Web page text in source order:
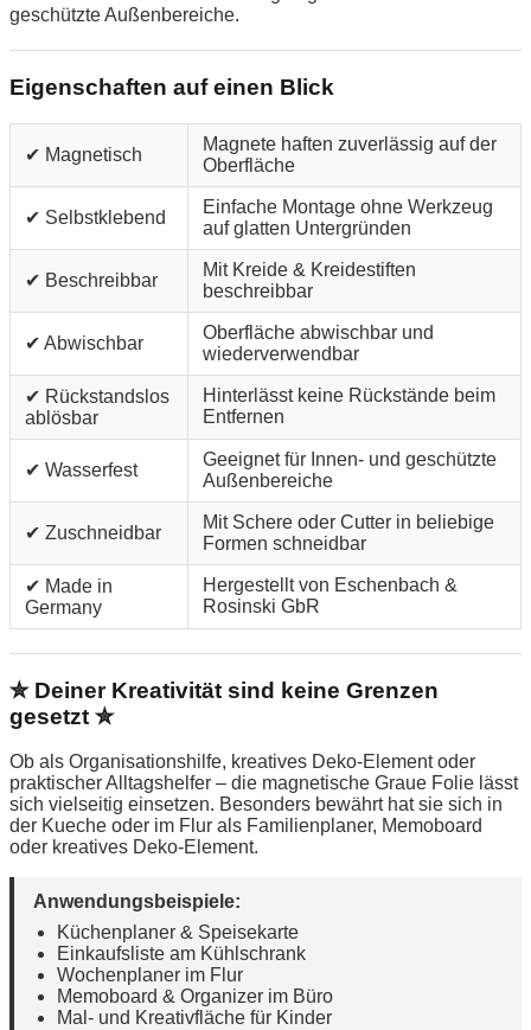
geschützte Außenbereiche.
Eigenschaften auf einen Blick
✔ Magnetisch
Magnete haften zuverlässig auf der
Oberfläche
✔ Selbstklebend
Einfache Montage ohne Werkzeug
auf glatten Untergründen
✔ Beschreibbar
Mit Kreide & Kreidestiften
beschreibbar
✔ Abwischbar
Oberfläche abwischbar und
wiederverwendbar
✔ Rückstandslos
ablösbar
Hinterlässt keine Rückstände beim
Entfernen
✔ Wasserfest
Geeignet für Innen- und geschützte
Außenbereiche
✔ Zuschneidbar
Mit Schere oder Cutter in beliebige
Formen schneidbar
✔ Made in
Germany
Hergestellt von Eschenbach &
Rosinski GbR
✮ Deiner Kreativität sind keine Grenzen
gesetzt ✮
Ob als Organisationshilfe, kreatives Deko-Element oder
praktischer Alltagshelfer – die magnetische Graue Folie lässt
sich vielseitig einsetzen. Besonders bewährt hat sie sich in
der Kueche oder im Flur als Familienplaner, Memoboard
oder kreatives Deko-Element.
Anwendungsbeispiele:
Küchenplaner & Speisekarte
Einkaufsliste am Kühlschrank
Wochenplaner im Flur
Memoboard & Organizer im Büro
Mal- und Kreativfläche für Kinder